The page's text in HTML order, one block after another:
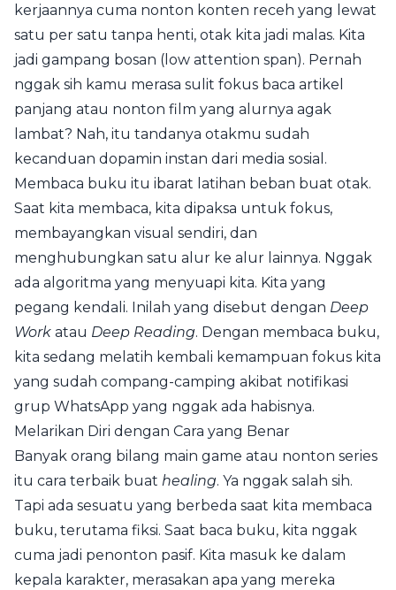
kerjaannya cuma nonton konten receh yang lewat
satu per satu tanpa henti, otak kita jadi malas. Kita
jadi gampang bosan (low attention span). Pernah
nggak sih kamu merasa sulit fokus baca artikel
panjang atau nonton film yang alurnya agak
lambat? Nah, itu tandanya otakmu sudah
kecanduan dopamin instan dari media sosial.
Membaca buku itu ibarat latihan beban buat otak.
Saat kita membaca, kita dipaksa untuk fokus,
membayangkan visual sendiri, dan
menghubungkan satu alur ke alur lainnya. Nggak
ada algoritma yang menyuapi kita. Kita yang
pegang kendali. Inilah yang disebut dengan Deep
Work atau Deep Reading. Dengan membaca buku,
kita sedang melatih kembali kemampuan fokus kita
yang sudah compang-camping akibat notifikasi
grup WhatsApp yang nggak ada habisnya.
Melarikan Diri dengan Cara yang Benar
Banyak orang bilang main game atau nonton series
itu cara terbaik buat healing. Ya nggak salah sih.
Tapi ada sesuatu yang berbeda saat kita membaca
buku, terutama fiksi. Saat baca buku, kita nggak
cuma jadi penonton pasif. Kita masuk ke dalam
kepala karakter, merasakan apa yang mereka